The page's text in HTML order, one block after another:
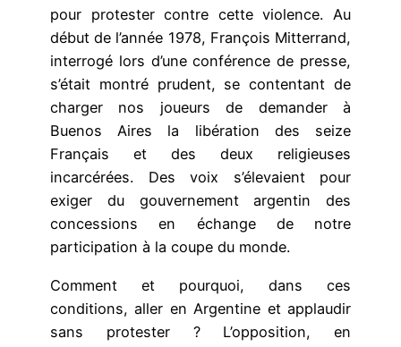
pour protester contre cette violence. Au
début de l’année 1978, François Mitterrand,
interrogé lors d’une conférence de presse,
s’était montré prudent, se contentant de
charger nos joueurs de demander à
Buenos Aires la libération des seize
Français et des deux religieuses
incarcérées. Des voix s’élevaient pour
exiger du gouvernement argentin des
concessions en échange de notre
participation à la coupe du monde.
Comment et pourquoi, dans ces
conditions, aller en Argentine et applaudir
sans protester ? L’opposition, en